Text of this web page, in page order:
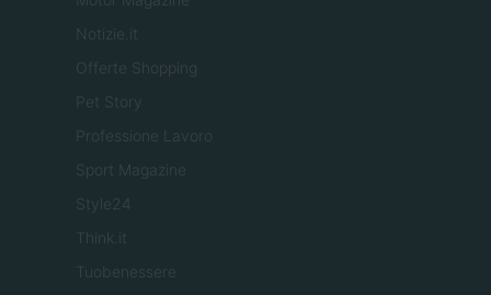
Notizie.it
Offerte Shopping
Pet Story
Professione Lavoro
Sport Magazine
Style24
Think.it
Tuobenessere